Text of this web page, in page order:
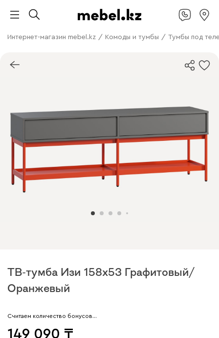
Интернет-магазин mebel.kz / Комоды и тумбы / Тумбы под
ТВ-тумба Изи 158x53 Графитовый/
Оранжевый
Считаем количество бонусов…
149 090